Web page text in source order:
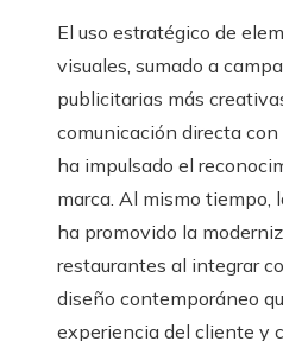
El uso estratégico de
visuales, sumado a
publicitarias más
comunicación directa con
ha impulsado el
marca. Al mismo tiempo,
ha promovido la
restaurantes al integrar
diseño contemporáneo
experiencia del cliente y